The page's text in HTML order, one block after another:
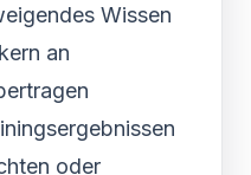
Wissen
an
oder